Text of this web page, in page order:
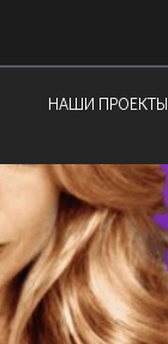
НАШИ ПРОЕКТЫ